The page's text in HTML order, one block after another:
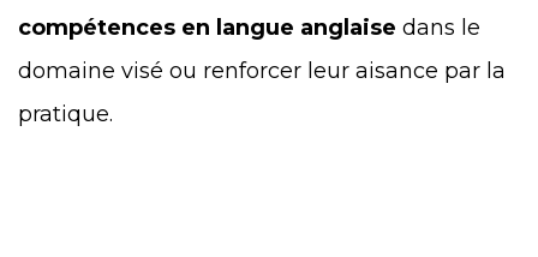
compétences en langue anglaise dans le
domaine visé ou renforcer leur aisance par la
pratique.